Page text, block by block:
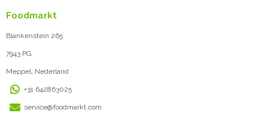
Foodmarkt
Blankenstein 265
7943 PG
Meppel, Nederland
+31 642863025
service@foodmarkt.com